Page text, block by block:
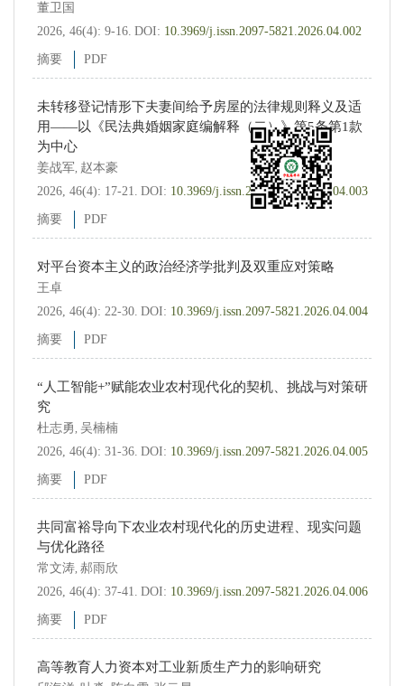
董卫国
2026, 46(4): 9-16. DOI: 10.3969/j.issn.2097-5821.2026.04.002
摘要 PDF
未转移登记情形下夫妻间给予房屋的法律规则释义及适
用——以《民法典婚姻家庭编解释（二）》第5条第1款
为中心
姜战军, 赵本豪
2026, 46(4): 17-21. DOI: 10.3969/j.issn.2097-5821.2026.04.003
摘要 PDF
对平台资本主义的政治经济学批判及双重应对策略
王卓
2026, 46(4): 22-30. DOI: 10.3969/j.issn.2097-5821.2026.04.004
摘要 PDF
“人工智能+”赋能农业农村现代化的契机、挑战与对策研
究
杜志勇, 吴楠楠
2026, 46(4): 31-36. DOI: 10.3969/j.issn.2097-5821.2026.04.005
摘要 PDF
共同富裕导向下农业农村现代化的历史进程、现实问题
与优化路径
常文涛, 郝雨欣
2026, 46(4): 37-41. DOI: 10.3969/j.issn.2097-5821.2026.04.006
摘要 PDF
高等教育人力资本对工业新质生产力的影响研究